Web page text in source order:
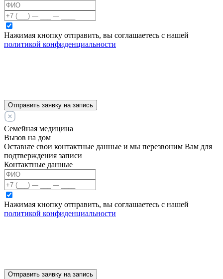
Нажимая кнопку отправить, вы соглашаетесь с нашей
политикой конфиденциальности
Отправить заявку на запись
Семейная медицина
Вызов на дом
Оставьте свои контактные данные и мы перезвоним Вам для
подтверждения записи
Контактные данные
Нажимая кнопку отправить, вы соглашаетесь с нашей
политикой конфиденциальности
Отправить заявку на запись